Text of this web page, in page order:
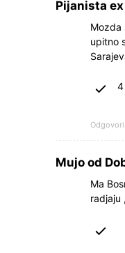
Pijanista
Mozda
upitno
4
Odgovori
Mujo od
Ma
radjaju